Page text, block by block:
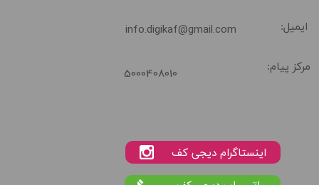
info.digikaf@gmail.com ایمیل:
مرکز پیام: 5000408010